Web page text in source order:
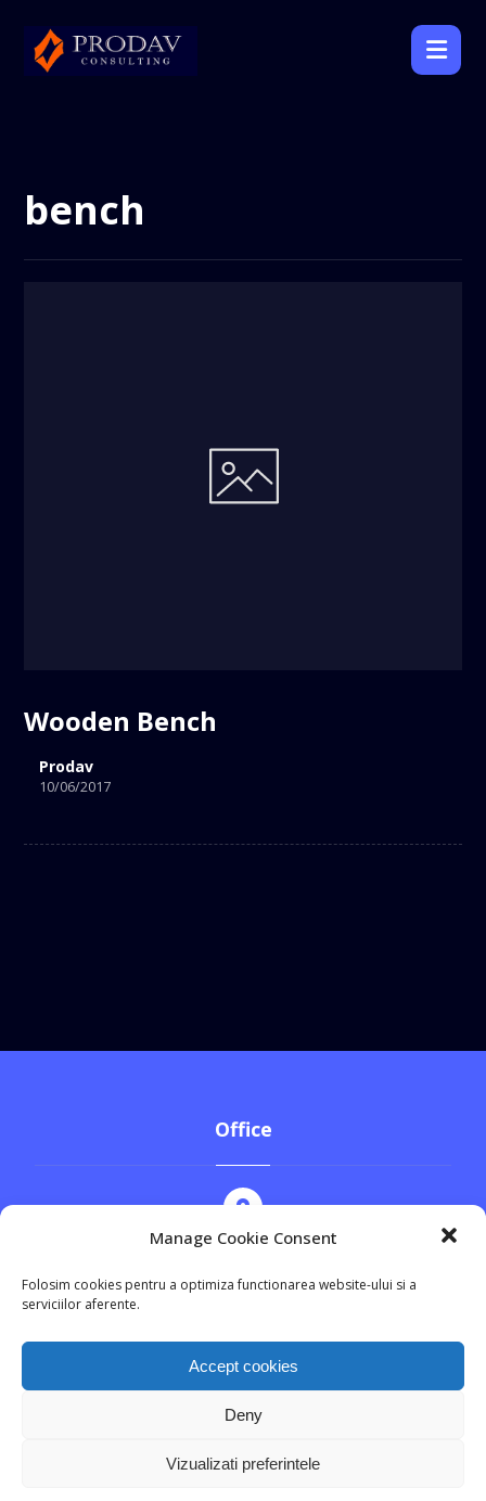
Manage Cookie Consent
Folosim cookies pentru a optimiza functionarea website-ului si a
serviciilor aferente.
Accept cookies
Deny
Vizualizati preferintele
bench
Wooden Bench
Prodav
10/06/2017
Office
Str. Cezar Bolliac, nr.8, Sector 3